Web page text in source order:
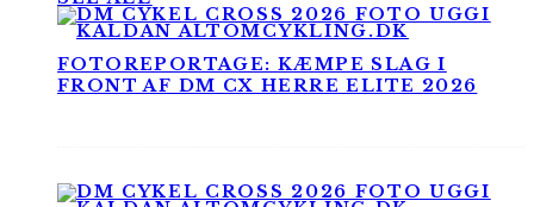
FOTOREPORTAGE: KÆMPE SLAG I
FRONT AF DM CX HERRE ELITE 2026